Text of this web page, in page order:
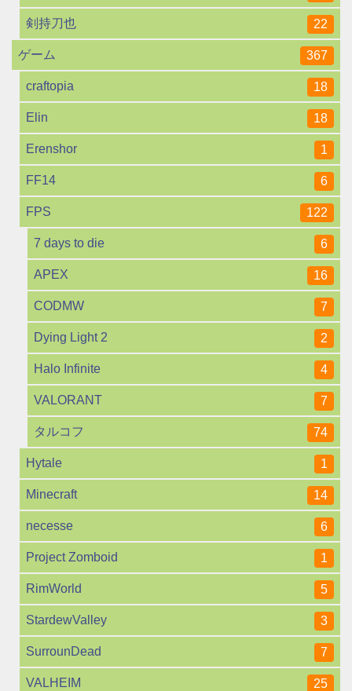
剣持刀也 22
ゲーム 367
craftopia 18
Elin 18
Erenshor 1
FF14 6
FPS 122
7 days to die 6
APEX 16
CODMW 7
Dying Light 2 2
Halo Infinite 4
VALORANT 7
タルコフ 74
Hytale 1
Minecraft 14
necesse 6
Project Zomboid 1
RimWorld 5
StardewValley 3
SurrounDead 7
VALHEIM 25